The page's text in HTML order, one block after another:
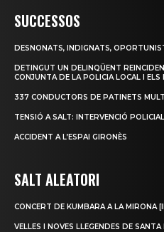
SUCCESSOS
DESNONATS, INDIGNATS,
DETINGUT UN DELINQÜENT
CONJUNTA DE LA POLICIA LOCAL I ELS
337 CONDUCTORS DE PATINETS
TENSIÓ A SALT: INTERVENCIÓ
ACCIDENT A L’ESPAI GIRONÈS
SALT ALEATORI
CONCERT DE KUMBARA A LA MIRONA
VELLES I NOVES LLEGENDES DE SANTA